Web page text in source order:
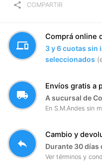
share COMPARTIR
devices
Comprá online
3 y 6 cuotas sin
seleccionados
local_shipping
Envíos gratis a
A sucursal de
En S.M.Andes sin
reply
Cambio y
Durante 30 días
Ver términos y